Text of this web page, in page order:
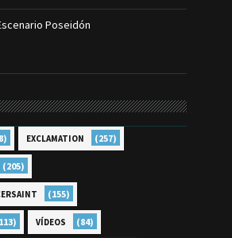
Poseidón
EXCLAMATION (257)
(205)
(155)
VÍDEOS (84)